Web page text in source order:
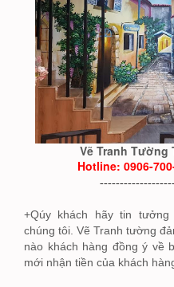
Vẽ Tranh Tường
Hotline: 0906-
+Qúy khách hãy tin
chúng tôi. Vẽ Tranh tường
nào khách hàng đồng ý về
mới nhận tiền của khách